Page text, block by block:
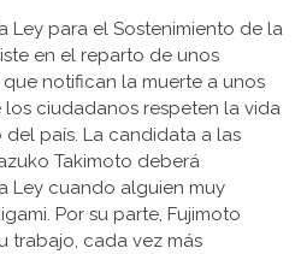
Ley para el Sostenimiento de la
en el reparto de unos
notifican la muerte a unos
ciudadanos respeten la vida
país. La candidata a las
Takimoto deberá
Ley cuando alguien muy
Por su parte, Fujimoto
trabajo, cada vez más